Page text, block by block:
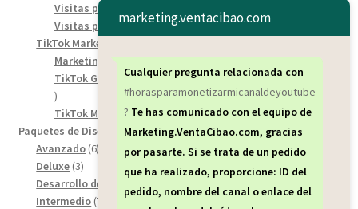
Visitas para los video short de YouTube
products
Visitas para YouTube 77
TikTok Marketing Service
Marketing para comentarios de tiktok
products
TikTok Guardar / Descarga de seguidores para TikTok
12
products
TikTok Marketing para Spectadores de TikTok 28 28
products
Paquetes de Diseños Web 1818
products
Avanzado 66
Deluxe 33
products
Desarrollo de Carrito de Compra
Intermedio 7
marketing.ventacibao.com
Cualquier pregunta relacionada con
#horasparamonetizarmicanaldeyoutube
? Te has comunicado con el equipo de
Marketing.VentaCibao.com, gracias
por pasarte. Si se trata de un pedido
que ha realizado, proporcione: ID del
pedido, nombre del canal o enlace del